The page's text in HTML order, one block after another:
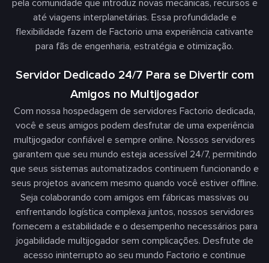
pela comunidade que introduz novas mecânicas, recursos e
até viagens interplanetárias. Essa profundidade e
flexibilidade fazem de Factorio uma experiência cativante
para fãs de engenharia, estratégia e otimização.
Servidor Dedicado 24/7 Para se Divertir com
Amigos no Multijogador
Com nossa hospedagem de servidores Factorio dedicada,
você e seus amigos podem desfrutar de uma experiência
multijogador confiável e sempre online. Nossos servidores
garantem que seu mundo esteja acessível 24/7, permitindo
que seus sistemas automatizados continuem funcionando e
seus projetos avancem mesmo quando você estiver offline.
Seja colaborando com amigos em fábricas massivas ou
enfrentando logística complexa juntos, nossos servidores
fornecem a estabilidade e o desempenho necessários para
jogabilidade multijogador sem complicações. Desfrute de
acesso ininterrupto ao seu mundo Factorio e continue